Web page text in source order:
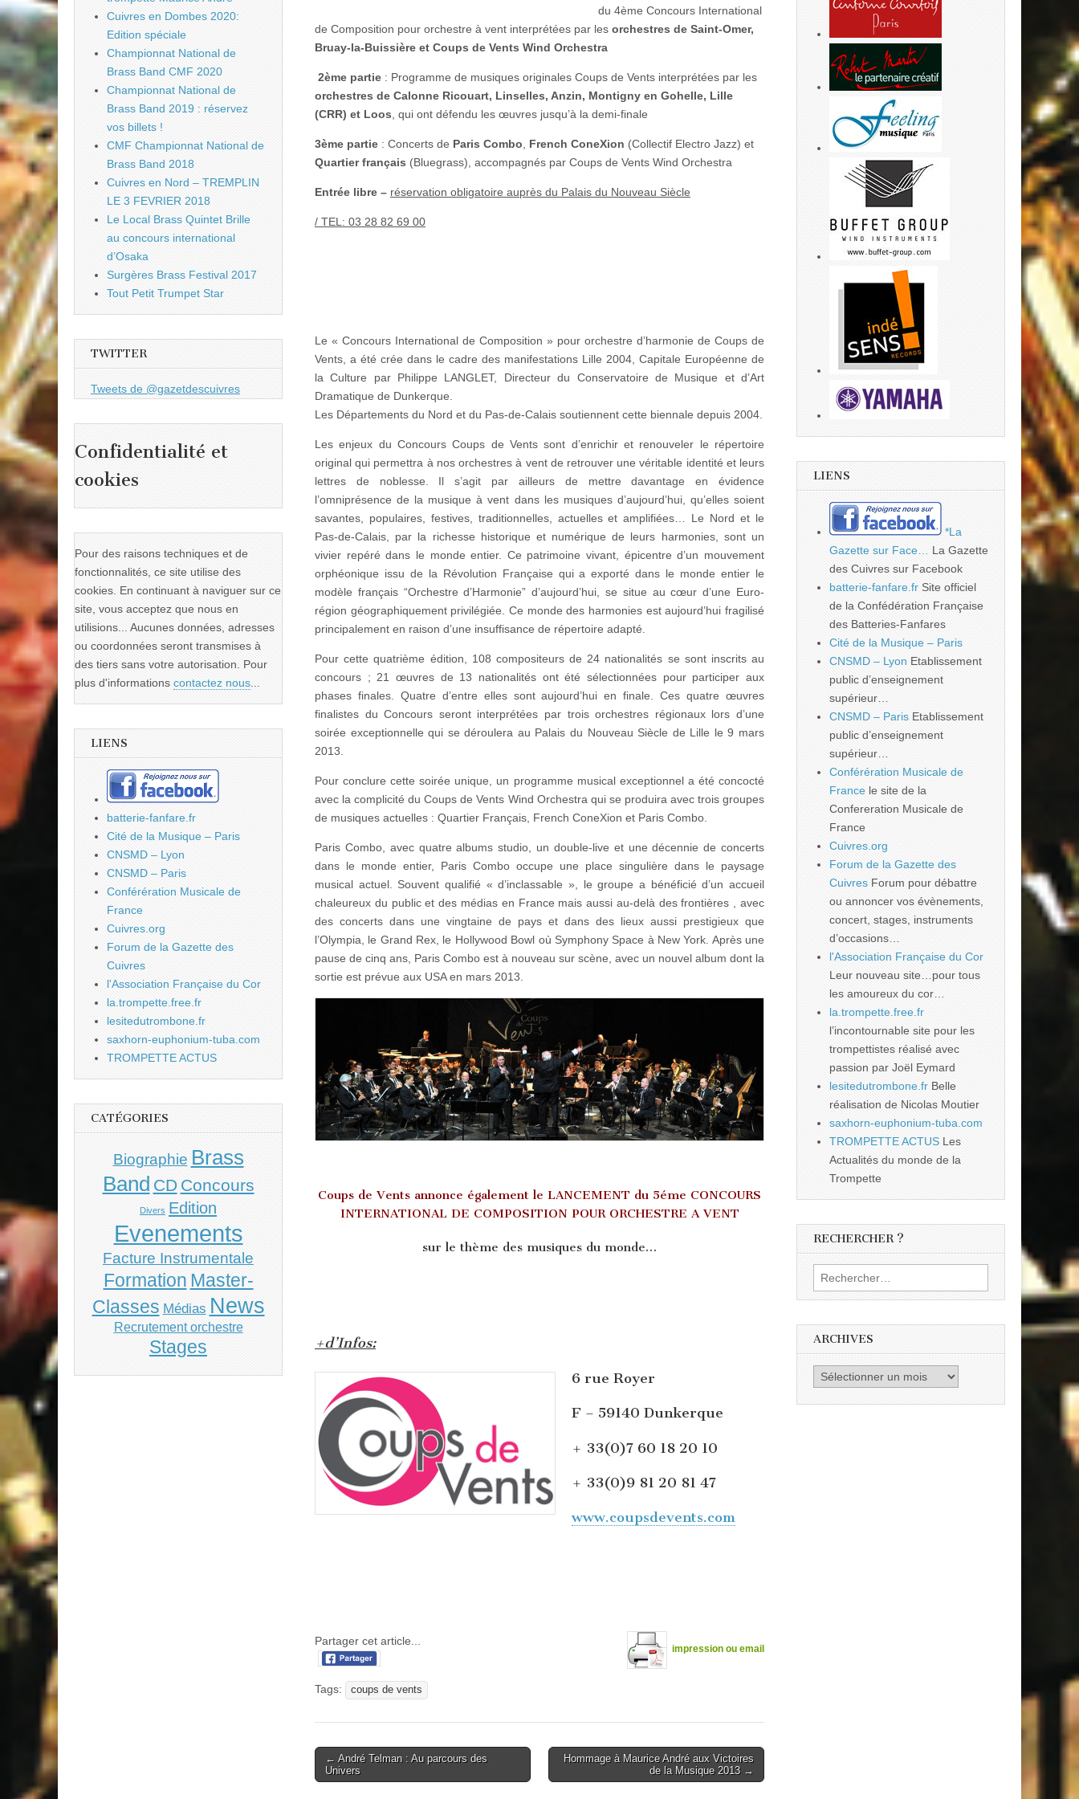
Orchestre
Vent.
du 4ème Concours International
de Composition pour orchestre à vent interprétées par les orchestres de Saint-Omer,
Bruay-la-Buissière et Coups de Vents Wind Orchestra
2ème partie : Programme de musiques originales Coups de Vents interprétées par les
orchestres de Calonne Ricouart, Linselles, Anzin, Montigny en Gohelle, Lille
(CRR) et Loos, qui ont défendu les œuvres jusqu’à la demi-finale
3ème partie : Concerts de Paris Combo, French ConeXion (Collectif Electro Jazz) et
Quartier français (Bluegrass), accompagnés par Coups de Vents Wind Orchestra
Entrée libre – réservation obligatoire auprès du Palais du Nouveau Siècle
/ TEL: 03 28 82 69 00
Le « Concours International de Composition » pour orchestre d’harmonie de Coups de
Vents, a été crée dans le cadre des manifestations Lille 2004, Capitale Européenne de
la Culture par Philippe LANGLET, Directeur du Conservatoire de Musique et d’Art
Dramatique de Dunkerque.
Les Départements du Nord et du Pas-de-Calais soutiennent cette biennale depuis 2004.
Les enjeux du Concours Coups de Vents sont d’enrichir et renouveler le répertoire
original qui permettra à nos orchestres à vent de retrouver une véritable identité et leurs
lettres de noblesse. Il s’agit par ailleurs de mettre davantage en évidence
l’omniprésence de la musique à vent dans les musiques d’aujourd’hui, qu’elles soient
savantes, populaires, festives, traditionnelles, actuelles et amplifiées… Le Nord et le
Pas-de-Calais, par la richesse historique et numérique de leurs harmonies, sont un
vivier repéré dans le monde entier. Ce patrimoine vivant, épicentre d’un mouvement
orphéonique issu de la Révolution Française qui a exporté dans le monde entier le
modèle français “Orchestre d’Harmonie” d’aujourd’hui, se situe au cœur d’une Euro-
région géographiquement privilégiée. Ce monde des harmonies est aujourd’hui fragilisé
principalement en raison d’une insuffisance de répertoire adapté.
Pour cette quatrième édition, 108 compositeurs de 24 nationalités se sont inscrits au
concours ; 21 œuvres de 13 nationalités ont été sélectionnées pour participer aux
phases finales. Quatre d’entre elles sont aujourd’hui en finale. Ces quatre œuvres
finalistes du Concours seront interprétées par trois orchestres régionaux lors d’une
soirée exceptionnelle qui se déroulera au Palais du Nouveau Siècle de Lille le 9 mars
2013.
Pour conclure cette soirée unique, un programme musical exceptionnel a été concocté
avec la complicité du Coups de Vents Wind Orchestra qui se produira avec trois groupes
de musiques actuelles : Quartier Français, French ConeXion et Paris Combo.
Paris Combo, avec quatre albums studio, un double-live et une décennie de concerts
dans le monde entier, Paris Combo occupe une place singulière dans le paysage
musical actuel. Souvent qualifié « d’inclassable », le groupe a bénéficié d’un accueil
chaleureux du public et des médias en France mais aussi au-delà des frontières , avec
des concerts dans une vingtaine de pays et dans des lieux aussi prestigieux que
l’Olympia, le Grand Rex, le Hollywood Bowl où Symphony Space à New York. Après une
pause de cinq ans, Paris Combo est à nouveau sur scène, avec un nouvel album dont la
sortie est prévue aux USA en mars 2013.
Coups de Vents annonce également le LANCEMENT du 5éme CONCOURS
INTERNATIONAL DE COMPOSITION POUR ORCHESTRE A VENT
sur le thème des musiques du monde…
+d’Infos:
6 rue Royer
F – 59140 Dunkerque
+ 33(0)7 60 18 20 10
+ 33(0)9 81 20 81 47
www.coupsdevents.com
impression ou email
Partager cet article...
Tags: coups de vents
Post
navigation
← André Telman : Au parcours des
Univers
Hommage à Maurice André aux Victoires
de la Musique 2013 →
Cuivres en Dombes 2020:
Edition spéciale
Championnat National de
Brass Band CMF 2020
Championnat National de
Brass Band 2019 : réservez
vos billets !
CMF Championnat National de
Brass Band 2018
Cuivres en Nord – TREMPLIN
LE 3 FEVRIER 2018
Le Local Brass Quintet Brille
au concours international
d’Osaka
Surgères Brass Festival 2017
Tout Petit Trumpet Star
TWITTER
Tweets de @gazetdescuivres
Confidentialité et
cookies
Pour des raisons techniques et de
fonctionnalités, ce site utilise des
cookies. En continuant à naviguer sur ce
site, vous acceptez que nous en
utilisions... Aucunes données, adresses
ou coordonnées seront transmises à
des tiers sans votre autorisation. Pour
plus d'informations contactez nous...
LIENS
batterie-fanfare.fr
Cité de la Musique – Paris
CNSMD – Lyon
CNSMD – Paris
Conférération Musicale de
France
Cuivres.org
Forum de la Gazette des
Cuivres
l'Association Française du Cor
la.trompette.free.fr
lesitedutrombone.fr
saxhorn-euphonium-tuba.com
TROMPETTE ACTUS
CATÉGORIES
Biographie Brass
Band CD Concours
Divers Edition
Evenements
Facture Instrumentale
Formation Master-
Classes Médias News
Recrutement orchestre
Stages
LIENS
*La
Gazette sur Face…
La Gazette
des Cuivres sur Facebook
batterie-fanfare.fr Site officiel
de la Confédération Française
des Batteries-Fanfares
Cité de la Musique – Paris
CNSMD – Lyon Etablissement
public d’enseignement
supérieur…
CNSMD – Paris Etablissement
public d’enseignement
supérieur…
Conférération Musicale de
France le site de la
Confereration Musicale de
France
Cuivres.org
Forum de la Gazette des
Cuivres Forum pour débattre
ou annoncer vos évènements,
concert, stages, instruments
d’occasions…
l'Association Française du Cor
Leur nouveau site…pour tous
les amoureux du cor…
la.trompette.free.fr
l’incontournable site pour les
trompettistes réalisé avec
passion par Joël Eymard
lesitedutrombone.fr Belle
réalisation de Nicolas Moutier
saxhorn-euphonium-tuba.com
TROMPETTE ACTUS Les
Actualités du monde de la
Trompette
RECHERCHER ?
Rechercher :
ARCHIVES
Archives